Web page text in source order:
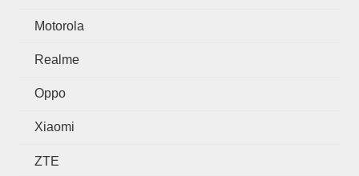
Motorola
Realme
Oppo
Xiaomi
ZTE